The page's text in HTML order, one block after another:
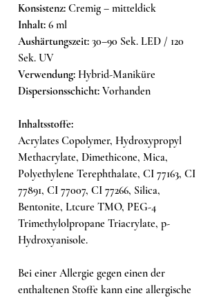
Konsistenz: Cremig – mitteldick
Inhalt: 6 ml
Aushärtungszeit: 30–90 Sek. LED / 120
Sek. UV
Verwendung: Hybrid-Maniküre
Dispersionsschicht: Vorhanden
Inhaltsstoffe:
Acrylates Copolymer, Hydroxypropyl
Methacrylate, Dimethicone, Mica,
Polyethylene Terephthalate, CI 77163, CI
77891, CI 77007, CI 77266, Silica,
Bentonite, Ltcure TMO, PEG-4
Trimethylolpropane Triacrylate, p-
Hydroxyanisole.
Bei einer Allergie gegen einen der
enthaltenen Stoffe kann eine allergische